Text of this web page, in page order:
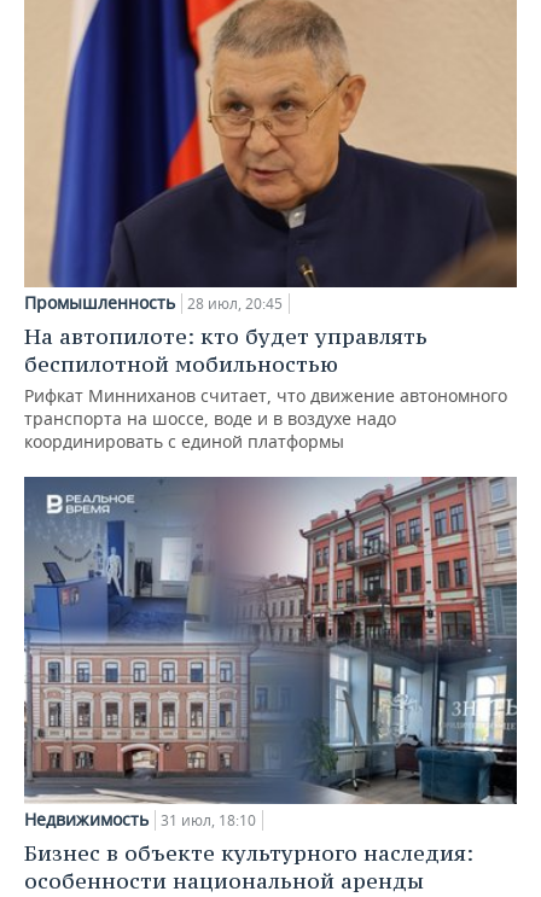
Промышленность 28 июл, 20:45
На автопилоте: кто будет управлять
беспилотной мобильностью
Рифкат Минниханов считает, что движение автономного
транспорта на шоссе, воде и в воздухе надо
координировать с единой платформы
Недвижимость 31 июл, 18:10
Бизнес в объекте культурного наследия:
особенности национальной аренды